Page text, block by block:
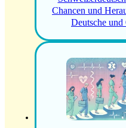
Chancen und
Deutsche und